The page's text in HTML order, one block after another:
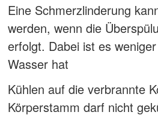
Eine Schmerzlinderung
werden, wenn die
erfolgt. Dabei ist es
Wasser hat
Kühlen auf die verbrannte
Körperstamm darf nicht